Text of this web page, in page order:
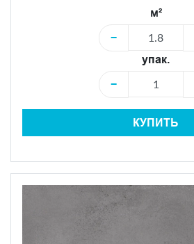
м²
−
упак.
−
КУПИТЬ